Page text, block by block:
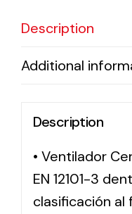
Description
Additional
Description
• Ventilador
EN 12101-3
clasificación al